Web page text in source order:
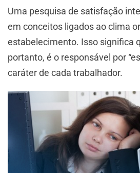
Uma pesquisa de satisfação
em conceitos ligados ao clima
estabelecimento. Isso significa
portanto, é o responsável por
caráter de cada trabalhador.